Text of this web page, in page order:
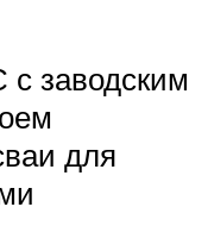
заводским
для